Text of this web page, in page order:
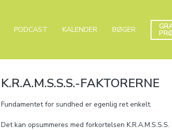
PODCAST KALENDER BØGER
K.R.A.M.S.S.S.-FAKTORERNE
Fundamentet for sundhed er egenlig ret enkelt.
Det kan opsummeres med forkortelsen K.R.A.M.S.S.S.